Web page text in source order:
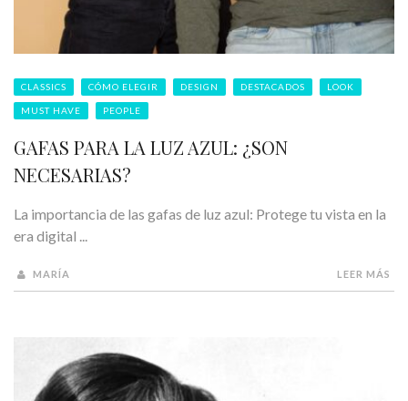
CLASSICS CÓMO ELEGIR DESIGN DESTACADOS LOOK
MUST HAVE PEOPLE
GAFAS PARA LA LUZ AZUL: ¿SON
NECESARIAS?
La importancia de las gafas de luz azul: Protege tu vista en la
era digital ...
MARÍA LEER MÁS